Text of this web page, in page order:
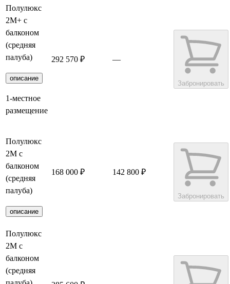
Полулюкс
2М+ с
балконом
(средняя
палуба)
описание
1-местное
размещение
292 570 ₽ —
Забронировать
Полулюкс
2М с
балконом
(средняя
палуба)
описание
168 000 ₽ 142 800 ₽
Забронировать
Полулюкс
2М с
балконом
(средняя